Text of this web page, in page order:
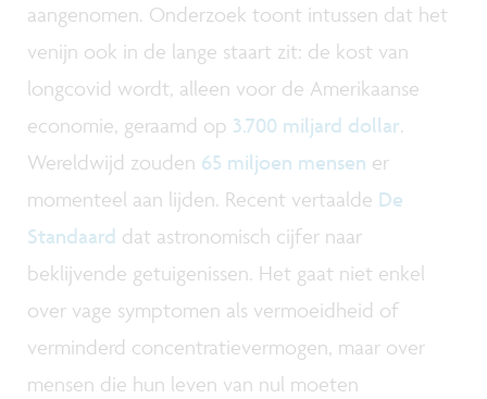
aangenomen. Onderzoek toont intussen dat het
venijn ook in de lange staart zit: de kost van
longcovid wordt, alleen voor de Amerikaanse
economie, geraamd op 3.700 miljard dollar.
Wereldwijd zouden 65 miljoen mensen er
momenteel aan lijden. Recent vertaalde De
Standaard dat astronomisch cijfer naar
beklijvende getuigenissen. Het gaat niet enkel
over vage symptomen als vermoeidheid of
verminderd concentratievermogen, maar over
mensen die hun leven van nul moeten